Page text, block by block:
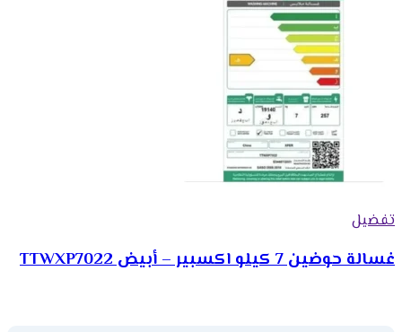
تفضيل
غسالة حوضين 7 كيلو اكسبير – أبيض TTWXP7022